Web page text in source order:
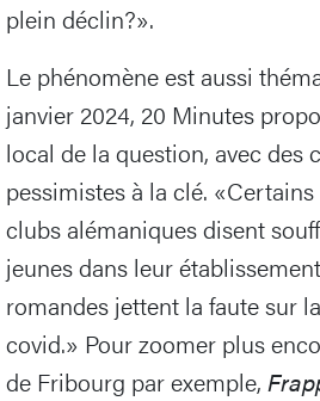
plein déclin?».
Le phénomène est aussi
janvier 2024, 20 Minutes
local de la question, avec des
pessimistes à la clé.
clubs alémaniques disent
jeunes dans leur
romandes jettent la faute sur
covid.» Pour zoomer plus
de Fribourg par exemple,